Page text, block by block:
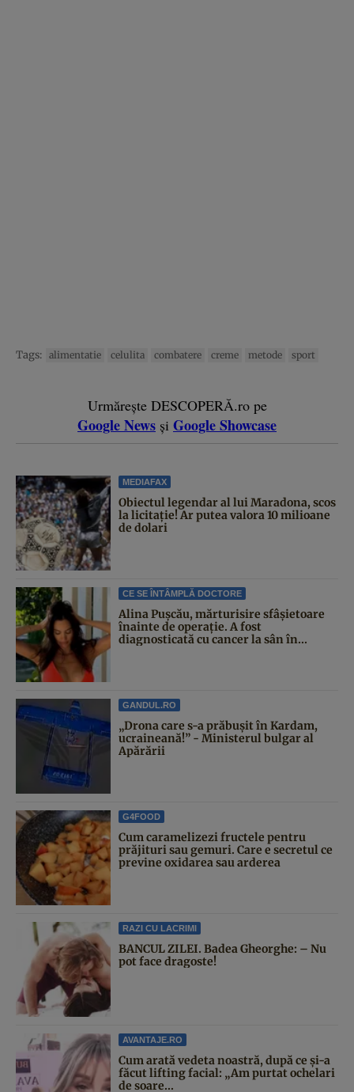
Tags: alimentatie celulita combatere creme metode sport
Urmărește DESCOPERĂ.ro pe
Google News și Google Showcase
MEDIAFAX
Obiectul legendar al lui Maradona, scos
la licitație! Ar putea valora 10 milioane
de dolari
CE SE ÎNTÂMPLĂ DOCTORE
Alina Pușcău, mărturisire sfâșietoare
înainte de operație. A fost
diagnosticată cu cancer la sân în...
GANDUL.RO
„Drona care s-a prăbușit în Kardam,
ucraineană!” - Ministerul bulgar al
Apărării
G4FOOD
Cum caramelizezi fructele pentru
prăjituri sau gemuri. Care e secretul ce
previne oxidarea sau arderea
RAZI CU LACRIMI
BANCUL ZILEI. Badea Gheorghe: – Nu
pot face dragoste!
AVANTAJE.RO
Cum arată vedeta noastră, după ce și-a
făcut lifting facial: „Am purtat ochelari
de soare...